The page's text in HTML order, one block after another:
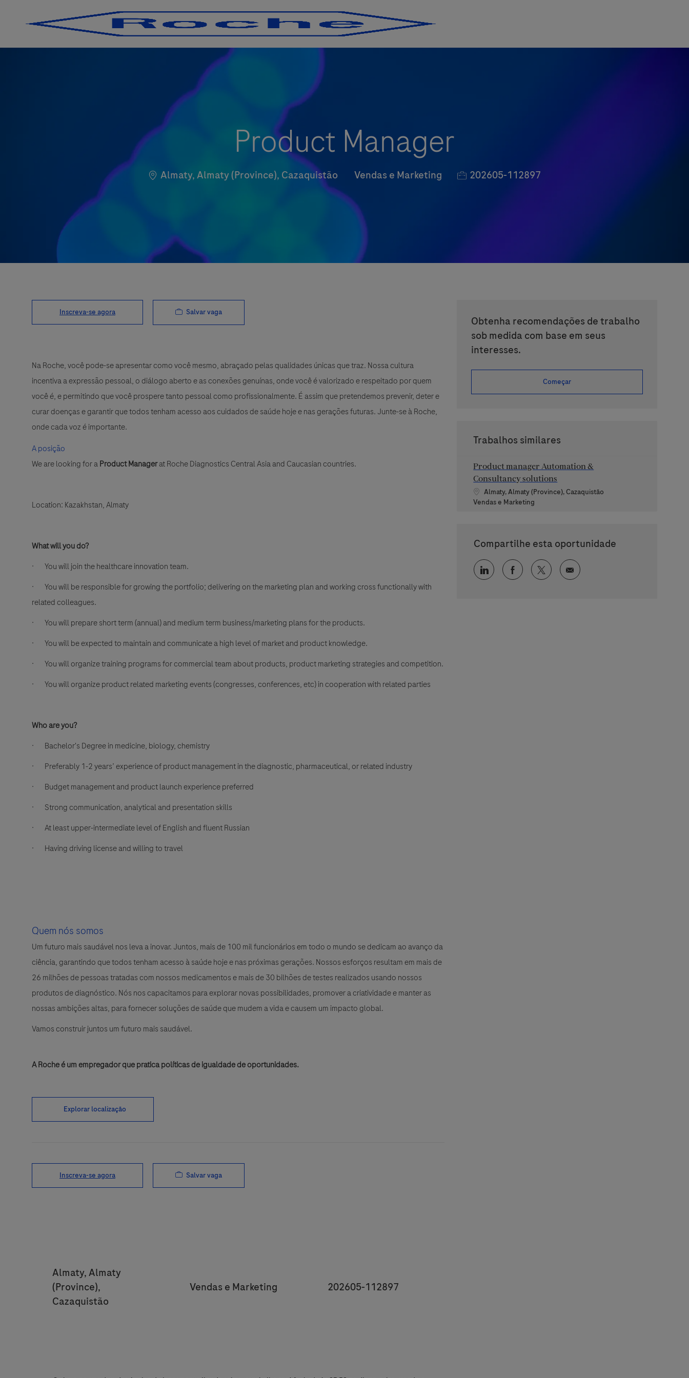
Product Manager
Localização
Almaty, Almaty (Province), Cazaquistão Categoria
Vendas e Marketing Job Id202605-112897
Inscreva-se agora Salvar vaga
Na Roche, você pode-se apresentar como você mesmo, abraçado pelas qualidades únicas que traz. Nossa cultura
incentiva a expressão pessoal, o diálogo aberto e as conexões genuínas, onde você é valorizado e respeitado por quem
você é, e permitindo que você prospere tanto pessoal como profissionalmente. É assim que pretendemos prevenir, deter e
curar doenças e garantir que todos tenham acesso aos cuidados de saúde hoje e nas gerações futuras. Junte-se à Roche,
onde cada voz é importante.
A posição
We are looking for aProduct Managerat Roche Diagnostics Central Asia and Caucasian countries.
Location: Kazakhstan, Almaty
What will you do?
· You will join the healthcare innovation team.
· You will be responsible for growing the portfolio; delivering on the marketing plan and working cross functionally with
related colleagues.
· You will prepare short term (annual) and medium term business/marketing plans for the products.
· You will be expected to maintain and communicate a high level of market and product knowledge.
· You will organize training programs for commercial team about products, product marketing strategies and competition.
· You will organize product related marketing events (congresses, conferences, etc) in cooperation with related parties
Who are you?
· Bachelor's Degree in medicine, biology, chemistry
· Preferably 1-2 years’ experience of product management in the diagnostic, pharmaceutical, or related industry
· Budget management and product launch experience preferred
· Strong communication, analytical and presentation skills
· At least upper-intermediate level of English and fluent Russian
· Having driving license and willing to travel
Quem nós somos
Um futuro mais saudável nos leva a inovar. Juntos, mais de 100 mil funcionários em todo o mundo se dedicam ao avanço da
ciência, garantindo que todos tenham acesso à saúde hoje e nas próximas gerações. Nossos esforços resultam em mais de
26 milhões de pessoas tratadas com nossos medicamentos e mais de 30 bilhões de testes realizados usando nossos
produtos de diagnóstico. Nós nos capacitamos para explorar novas possibilidades, promover a criatividade e manter as
nossas ambições altas, para fornecer soluções de saúde que mudem a vida e causem um impacto global.
Vamos construir juntos um futuro mais saudável.
A Roche é um empregador que pratica políticas de igualdade de oportunidades.
Explorar localização
Inscreva-se agora Salvar vaga
Location
Almaty, Almaty
(Province),
Cazaquistão
Category
Vendas e Marketing JobId
202605-112897
Obtenha recomendações de trabalho
sob medida com base em seus
interesses.
Começar
Trabalhos similares
Product manager Automation &
Consultancy solutions
Localização
Almaty, Almaty (Province), Cazaquistão
Categoria
Vendas e Marketing
Compartilhe esta oportunidade
Compartilhar via LinkedIn
Compartilhar via Facebook
Compartilhar via twitter
Compartilhar via e-mail